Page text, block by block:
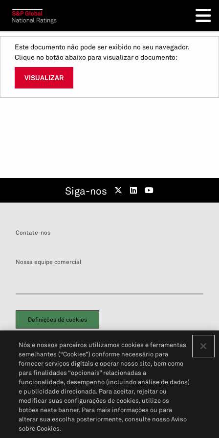
Este documento não pode ser exibido no seu navegador.
Clique no botão abaixo para visualizar o documento:
VISUALIZAR
Siga-nos
Contate-nos
Nossa equipe comercial
Definições de cookies
Política de PrivacidadePortal de privacidade do cliente (em inglês)
Não Venda Minhas Informações Pessoais© 2026 S&P Global
Nós e nossos parceiros utilizamos cookies e ferramentas
semelhantes (“Cookies”) conforme necessário para
fornecer serviços digitais e operar nosso site, bem como
para finalidades “opcionais” relacionadas a
funcionalidade, desempenho (incluindo análise de dados)
e publicidade direcionada. Para aceitar, rejeitar ou
modificar suas configurações de cookies, utilize os
botões neste banner. Para mais informações ou para
alterar sua escolha posteriormente, consulte nosso Aviso
sobre Cookies.